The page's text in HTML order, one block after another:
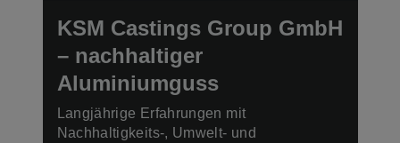
KSM Castings Group GmbH
– nachhaltiger
Aluminiumguss
Langjährige Erfahrungen mit
Nachhaltigkeits-, Umwelt- und